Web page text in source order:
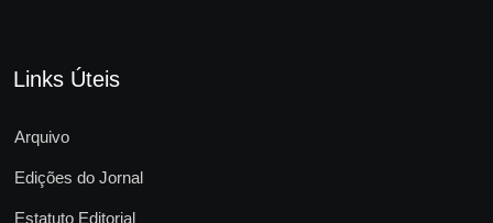
Links Úteis
Arquivo
Edições do Jornal
Estatuto Editorial